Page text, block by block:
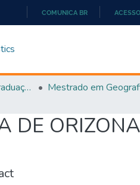
CONTEÚDO
COMUNICA BR
Programa de Pós-Graduação em Geografia - PPGGEO
DE